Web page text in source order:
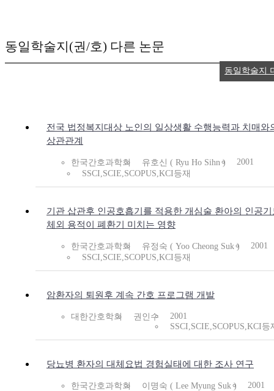
동일학술지(권/호) 다른 논문
전국 법정복지대상 노인의 일상생활 수행능력과 치매와
상관관계
한국간호과학회 유호신 ( Ryu Ho Sihn )
2001
SSCI,SCIE,SCOPUS,KCI등재
기관 삽관후 인공호흡기를 적용한 개심술 환아의 인공기
체외 용적이 폐환기 미치는 영향
한국간호과학회 유정숙 ( Yoo Cheong Suk )
2001
SSCI,SCIE,SCOPUS,KCI등재
암환자의 퇴원후 계속 간호 프로그램 개발
대한간호학회 권인수
2001
SSCI,SCIE,SCOPUS,KCI등
당뇨병 환자의 대체요법 경험실태에 대한 조사 연구
한국간호과학회 이명숙 ( Lee Myung Suk ) 2001
동일학술지